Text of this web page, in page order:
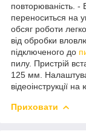
повторюваність.
переноситься на
обсяг роботи
від обробки
підключеного до
пилу. Пристрій
125 мм.
відеоінструкції
Приховати